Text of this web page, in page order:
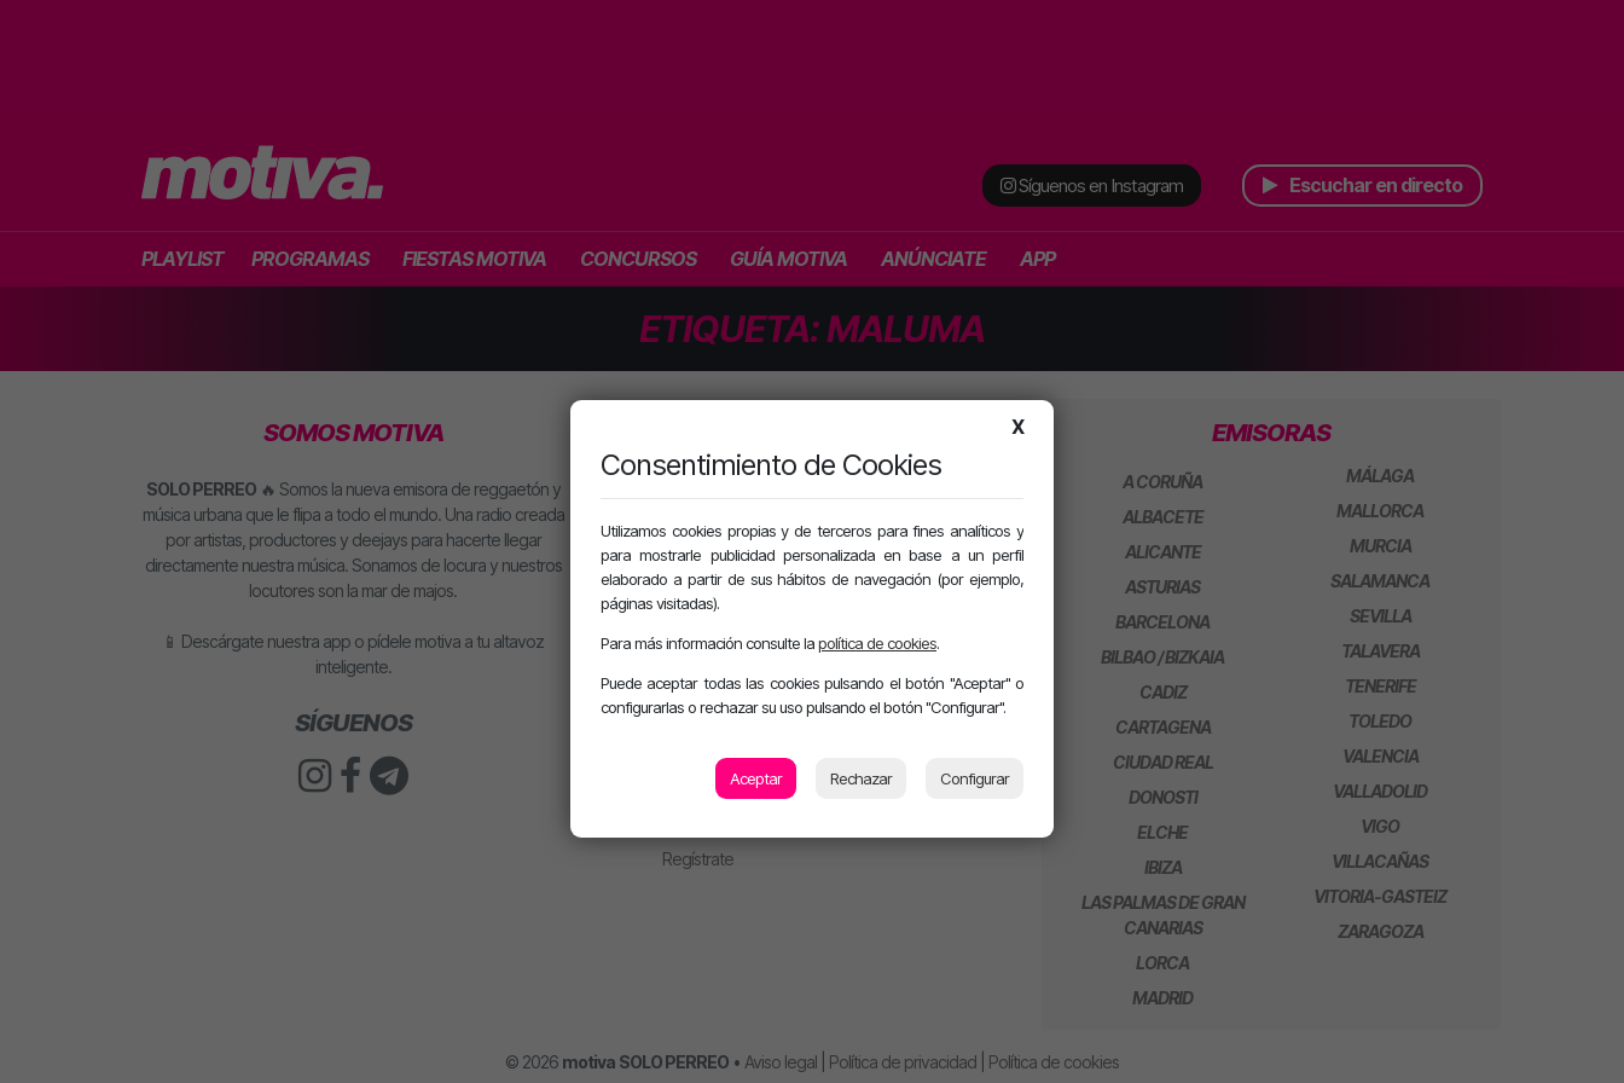
Síguenos en Instagram Escuchar en directo
PLAYLIST PROGRAMAS FIESTAS MOTIVA CONCURSOS GUÍA MOTIVA ANÚNCIATE APP
ETIQUETA:MALUMA
SOMOS MOTIVA
SOLO PERREO🔥 Somos la nueva emisora de reggaetón y
música urbana que le flipa a todo el mundo. Una radio creada
por artistas, productores y deejays para hacerte llegar
directamente nuestra música. Sonamos de locura y nuestros
locutores son la mar de majos.
📱 Descárgate nuestra app o pídele motiva a tu altavoz
inteligente.
SÍGUENOS
MJ
Jesús Sánchez
Mel Pescuezo
Manu Rubio
Juanma Arriaza
motiva PARTY con Alan
CLUB MOTIVA
Regístrate
Playlist
EMPRESAS
Anúnciate en la radio
EMISORAS
A CORUÑA
ALBACETE
ALICANTE
ASTURIAS
BARCELONA
BILBAO / BIZKAIA
CADIZ
CARTAGENA
CIUDAD REAL
DONOSTI
ELCHE
IBIZA
LAS PALMAS DE GRAN
CANARIAS
LORCA
MADRID
MÁLAGA
MALLORCA
MURCIA
SALAMANCA
SEVILLA
TALAVERA
TENERIFE
TOLEDO
VALENCIA
VALLADOLID
VIGO
VILLACAÑAS
VITORIA-GASTEIZ
ZARAGOZA
© 2026 motiva SOLO PERREO • Aviso legal Política de privacidad Política de cookies
X
Consentimiento de Cookies
Utilizamos cookies propias y de terceros para fines analíticos y
para mostrarle publicidad personalizada en base a un perfil
elaborado a partir de sus hábitos de navegación (por ejemplo,
páginas visitadas).
Para más información consulte lapolítica de cookies.
Puede aceptar todas las cookies pulsando el botón "Aceptar" o
configurarlas o rechazar su uso pulsando el botón "Configurar".
Aceptar Rechazar Configurar